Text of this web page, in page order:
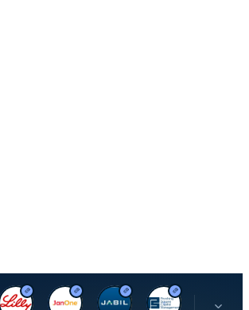
E J J P O